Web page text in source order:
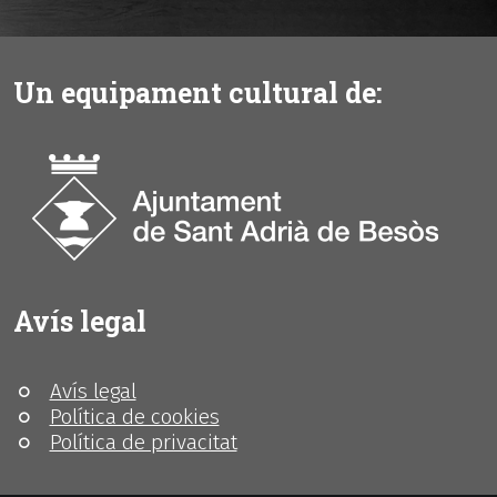
Un equipament cultural de:
Avís legal
Avís legal
Política de cookies
Política de privacitat